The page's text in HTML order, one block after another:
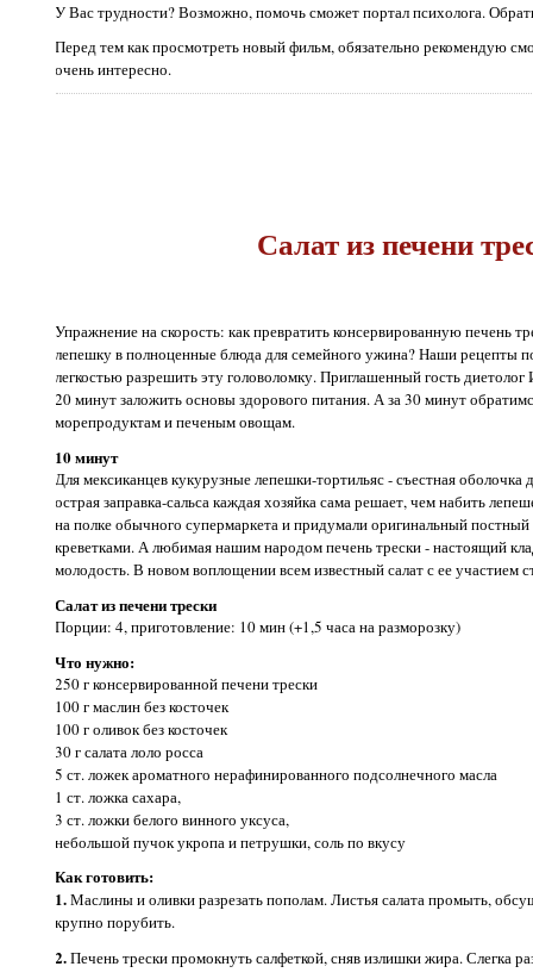
У Вас трудности? Возможно, помочь сможет портал психолога.
Перед тем как просмотреть новый фильм, обязательно рекомендую
очень интересно.
Салат из печени
Упражнение на скорость: как превратить консервированную печень
лепешку в полноценные блюда для семейного ужина? Наши рецепты
легкостью разрешить эту головоломку. Приглашенный гость
20 минут заложить основы здорового питания. А за 30 минут
морепродуктам и печеным овощам.
10 минут
Для мексиканцев кукурузные лепешки-тортильяс - съестная
острая заправка-сальса каждая хозяйка сама решает, чем набить
на полке обычного супермаркета и придумали оригинальный
креветками. А любимая нашим народом печень трески - настоящий
молодость. В новом воплощении всем известный салат с ее участием
Салат из печени трески
Порции: 4, приготовление: 10 мин (+1,5 часа на разморозку)
Что нужно:
250 г консервированной печени трески
100 г маслин без косточек
100 г оливок без косточек
30 г салата лоло росса
5 ст. ложек ароматного нерафинированного подсолнечного масла
1 ст. ложка сахара,
3 ст. ложки белого винного уксуса,
небольшой пучок укропа и петрушки, соль по вкусу
Как готовить:
1.Маслины и оливки разрезать пополам. Листья салата промыть,
крупно порубить.
2.Печень трески промокнуть салфеткой, сняв излишки жира. Слегка